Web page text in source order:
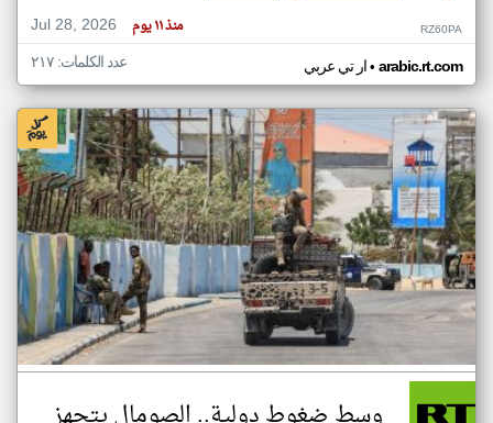
Jul 28, 2026
منذ ١١ يوم RZ60PA
ار تي عربي• arabic.rt.com عدد الكلمات: ٢١٧